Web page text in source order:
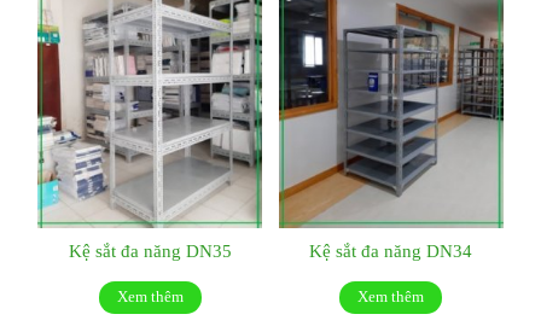
Kệ sắt đa năng DN35
Xem thêm
Kệ sắt đa năng DN34
Xem thêm